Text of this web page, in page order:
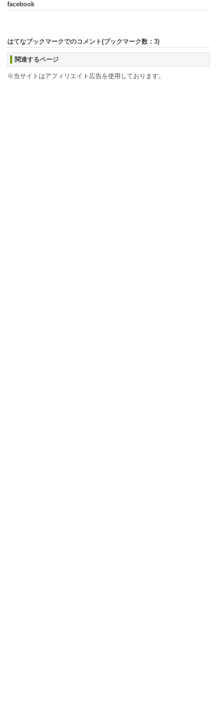
facebook
はてなブックマークでのコメント(ブックマーク数： 3)
関連するページ
※当サイトはアフィリエイト広告を使用しております。